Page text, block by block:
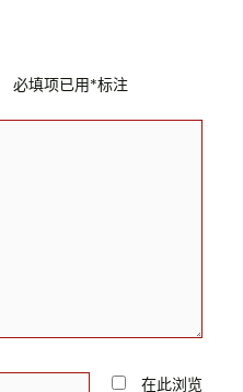
必填项已用*标注
在此浏览